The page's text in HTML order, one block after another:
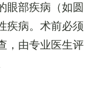
眼部疾病（如圆
疾病。术前必须
，由专业医生评